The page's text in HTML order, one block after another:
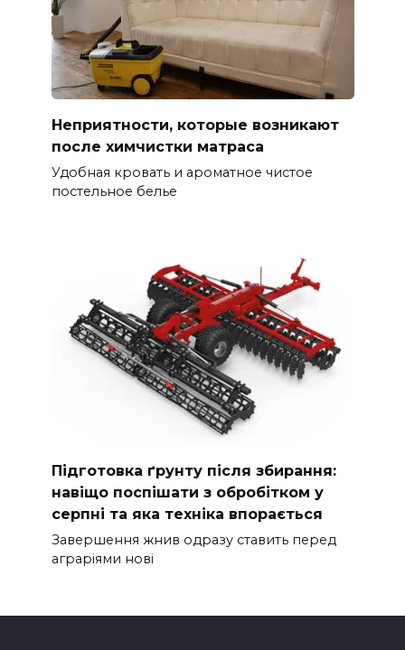
Неприятности, которые возникают
после химчистки матраса
Удобная кровать и ароматное чистое
постельное белье
Підготовка ґрунту після збирання:
навіщо поспішати з обробітком у
серпні та яка техніка впорається
Завершення жнив одразу ставить перед
аграріями нові